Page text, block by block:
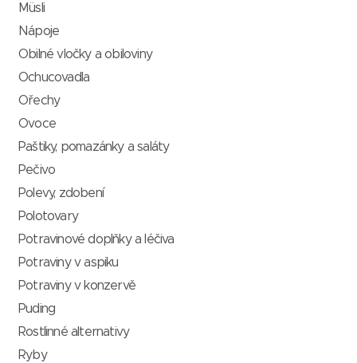
Müsli
Nápoje
Obilné vločky a obiloviny
Ochucovadla
Ořechy
Ovoce
Paštiky, pomazánky a saláty
Pečivo
Polevy, zdobení
Polotovary
Potravinové doplňky a léčiva
Potraviny v aspiku
Potraviny v konzervě
Puding
Rostlinné alternativy
Ryby